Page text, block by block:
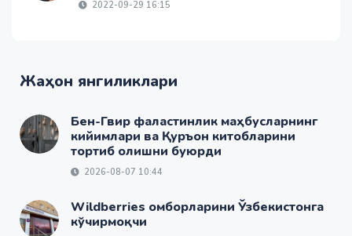
2022-09-29 16:15
Жаҳон янгиликлари
Бен-Гвир фаластинлик маҳбусларнинг
кийимлари ва Қуръон китобларини
тортиб олишни буюрди
2026-08-07 10:44
Wildberries омборларини Ўзбекистонга
кўчирмоқчи